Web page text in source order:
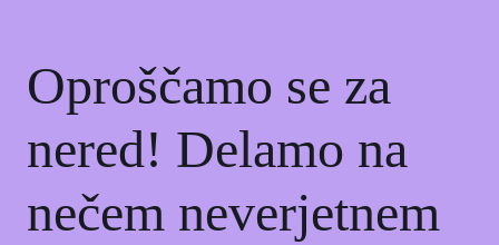
Oproščamo se za
nered! Delamo na
nečem neverjetnem